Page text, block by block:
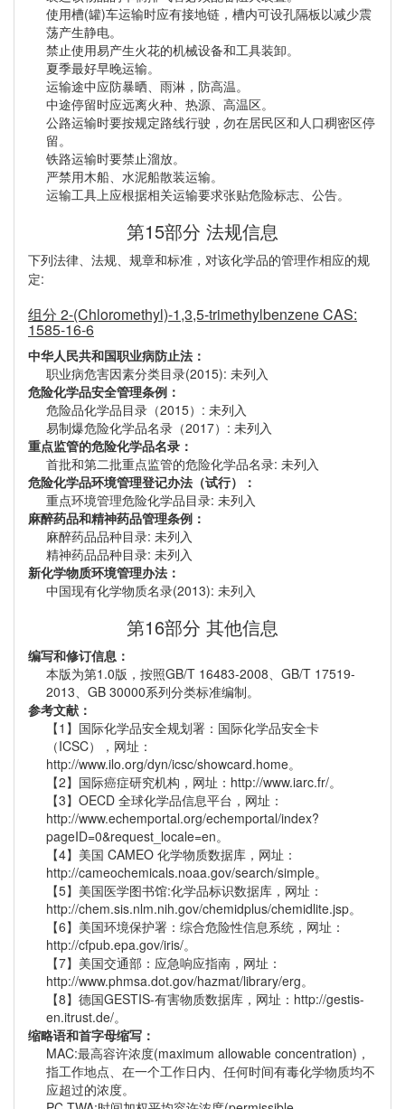
使用槽(罐)车运输时应有接地链，槽内可设孔隔板以减少震
荡产生静电。
禁止使用易产生火花的机械设备和工具装卸。
夏季最好早晚运输。
运输途中应防暴晒、雨淋，防高温。
中途停留时应远离火种、热源、高温区。
公路运输时要按规定路线行驶，勿在居民区和人口稠密区停
留。
铁路运输时要禁止溜放。
严禁用木船、水泥船散装运输。
运输工具上应根据相关运输要求张贴危险标志、公告。
第15部分 法规信息
下列法律、法规、规章和标准，对该化学品的管理作相应的规
定:
组分 2-(Chloromethyl)-1,3,5-trimethylbenzene CAS:
1585-16-6
中华人民共和国职业病防止法：
职业病危害因素分类目录(2015): 未列入
危险化学品安全管理条例：
危险品化学品目录（2015）: 未列入
易制爆危险化学品名录（2017）: 未列入
重点监管的危险化学品名录：
首批和第二批重点监管的危险化学品名录: 未列入
危险化学品环境管理登记办法（试行）：
重点环境管理危险化学品目录: 未列入
麻醉药品和精神药品管理条例：
麻醉药品品种目录: 未列入
精神药品品种目录: 未列入
新化学物质环境管理办法：
中国现有化学物质名录(2013): 未列入
第16部分 其他信息
编写和修订信息：
本版为第1.0版，按照GB/T 16483-2008、GB/T 17519-
2013、GB 30000系列分类标准编制。
参考文献：
【1】国际化学品安全规划署：国际化学品安全卡
（ICSC），网址：
http://www.ilo.org/dyn/icsc/showcard.home。
【2】国际癌症研究机构，网址：http://www.iarc.fr/。
【3】OECD 全球化学品信息平台，网址：
http://www.echemportal.org/echemportal/index?
pageID=0&request_locale=en。
【4】美国 CAMEO 化学物质数据库，网址：
http://cameochemicals.noaa.gov/search/simple。
【5】美国医学图书馆:化学品标识数据库，网址：
http://chem.sis.nlm.nih.gov/chemidplus/chemidlite.jsp。
【6】美国环境保护署：综合危险性信息系统，网址：
http://cfpub.epa.gov/iris/。
【7】美国交通部：应急响应指南，网址：
http://www.phmsa.dot.gov/hazmat/library/erg。
【8】德国GESTIS-有害物质数据库，网址：http://gestis-
en.itrust.de/。
缩略语和首字母缩写：
MAC:最高容许浓度(maximum allowable concentration)，
指工作地点、在一个工作日内、任何时间有毒化学物质均不
应超过的浓度。